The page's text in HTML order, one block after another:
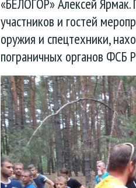
участников и гостей
оружия и спецтехники,
пограничных органов ФСБ